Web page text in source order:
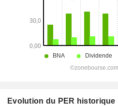
Evolution du PER historique